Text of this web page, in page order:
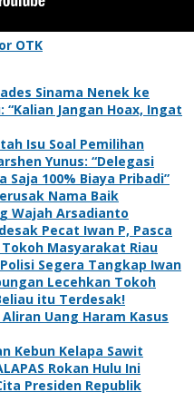
OTK
Sinama Nenek ke
“Kalian Jangan Hoax, Ingat
Isu Soal Pemilihan
Yunus: “Delegasi
Saja 100% Biaya Pribadi”
Nama Baik
Wajah Arsadianto
Pecat Iwan P, Pasca
Masyarakat Riau
Segera Tangkap Iwan
Lecehkan Tokoh
itu Terdesak!
Uang Haram Kasus
Kebun Kelapa Sawit
Rokan Hulu Ini
Presiden Republik